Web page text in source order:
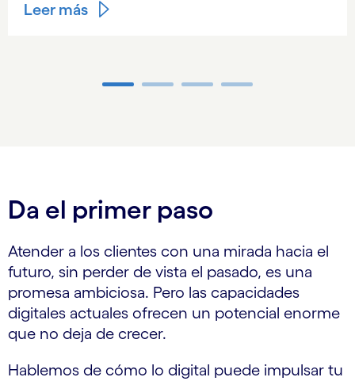
Leer más
Da el primer paso
Atender a los clientes con una mirada hacia el
futuro, sin perder de vista el pasado, es una
promesa ambiciosa. Pero las capacidades
digitales actuales ofrecen un potencial enorme
que no deja de crecer.
Hablemos de cómo lo digital puede impulsar tu